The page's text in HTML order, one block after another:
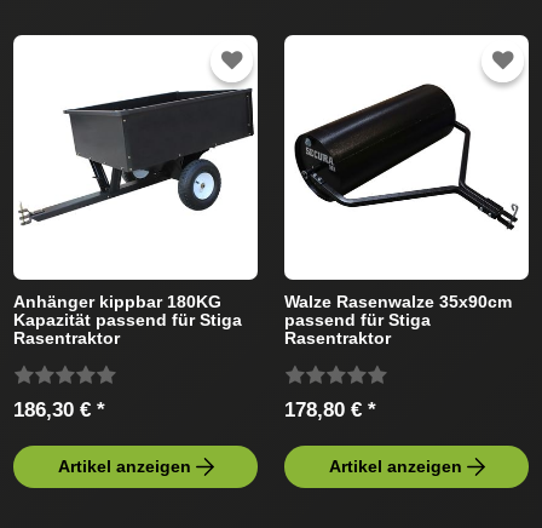
Anhänger kippbar 180KG
Kapazität passend für Stiga
Rasentraktor
186,30 € *
Artikel anzeigen
Walze Rasenwalze 35x90cm
passend für Stiga
Rasentraktor
178,80 € *
Artikel anzeigen